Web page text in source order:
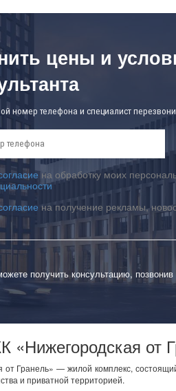
цены и
номер телефона и специалист
на обработку моих
на получение рекламы,
получить консультацию,
«Нижегородская от
от Гранель» — жилой комплекс,
и приватной территорией.